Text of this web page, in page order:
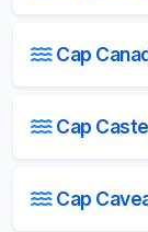
Cap
Cap
Cap